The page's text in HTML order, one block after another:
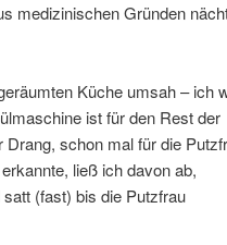
medizinischen Gründen
Küche umsah – ich
ist für den Rest der
schon mal für die
ließ ich davon ab,
(fast) bis die Putzfrau